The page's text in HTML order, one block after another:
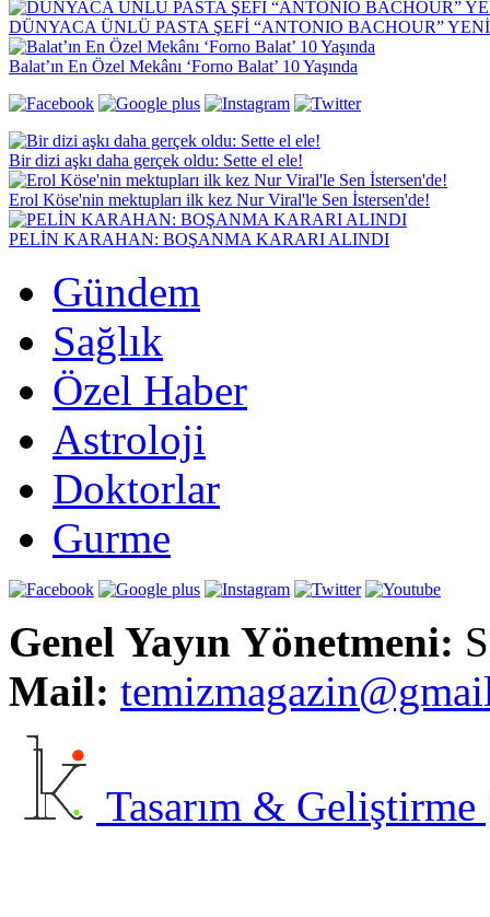
DÜNYACA ÜNLÜ PASTA ŞEFİ “ANTONIO BACHOUR”
Balat’ın En Özel Mekânı ‘Forno Balat’ 10 Yaşında
Bir dizi aşkı daha gerçek oldu: Sette el ele!
Erol Köse'nin mektupları ilk kez Nur Viral'le Sen İstersen'de!
PELİN KARAHAN: BOŞANMA KARARI ALINDI
Gündem
Sağlık
Özel Haber
Astroloji
Doktorlar
Gurme
Genel Yayın Yönetmeni:
Mail: t
Tasarım &